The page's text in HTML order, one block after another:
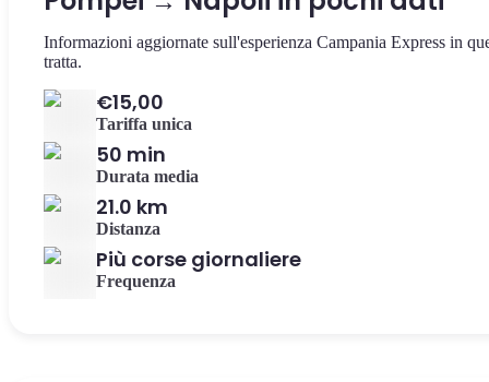
Informazioni aggiornate sull'esperienza Campania Express in
tratta.
€15,00
Tariffa unica
50 min
Durata media
21.0 km
Distanza
Più corse giornaliere
Frequenza